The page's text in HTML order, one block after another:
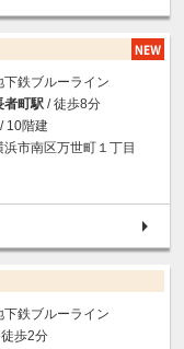
下鉄ブルーライン
者町駅 / 徒歩8分
10階建
市南区万世町１丁目
下鉄ブルーライン
歩2分